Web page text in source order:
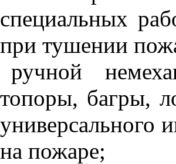
специальных
при тушении
ручной
топоры, багры,
универсального
на пожаре;